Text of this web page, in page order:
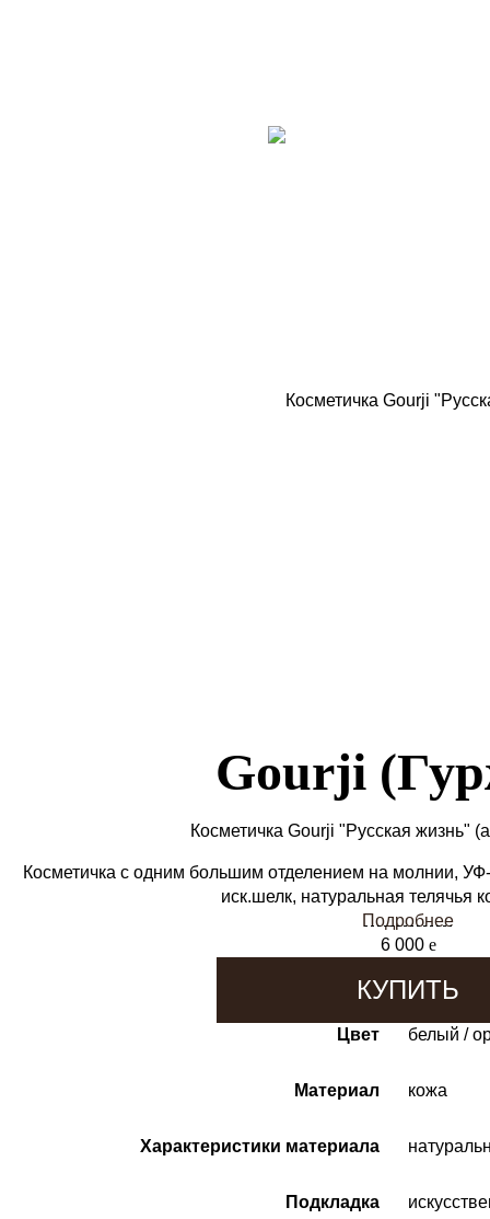
Gourji
Косметичка Gourji "Русская жизнь"
Косметичка с одним большим отделением на молнии,
иск.шелк, натуральная телячья
Подробнее
6 000 e
КУПИТЬ
Цвет белый /
Материал кожа
Характеристики материала
Подкладка